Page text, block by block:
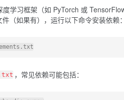
学习框架（如 PyTorch 或
件（如果有），运行以下命令安装依赖：
，常见依赖可能包括：